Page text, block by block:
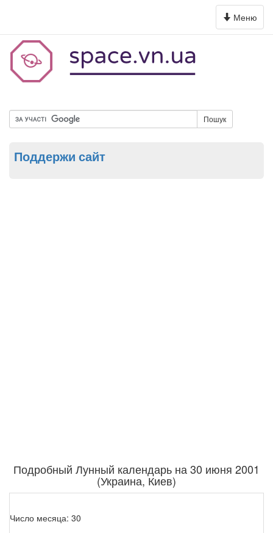
Toggle
navigation
Меню
Пошук
Поддержи сайт
Подробный Лунный календарь на 30 июня 2001
(Украина, Киев)
Число месяца: 30